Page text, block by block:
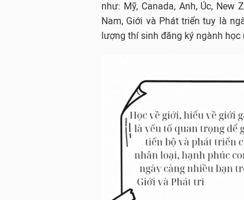
như: Mỹ, Canada, Anh, Úc, New
Nam, Giới và Phát triển tuy là
lượng thí sinh đăng ký ngành học